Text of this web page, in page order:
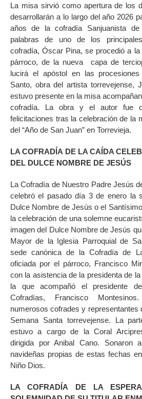
La misa sirvió como apertura de los
desarrollarán a lo largo del año 2026
años de la cofradía Sanjuanista de
palabras de uno de los
cofradía, Óscar Pina, se procedió a
párroco, de la nueva
capa de
lucirá el apóstol en las
Santo, obra del artista torrevejense,
estuvo presente en la misa
cofradía. La obra y el autor fue
felicitaciones tras la celebración de la
del “Año de San Juan” en Torrevieja.
LA COFRADÍA DE LA CAÍDA
DEL DULCE NOMBRE DE JESÚS
La Cofradía de Nuestro Padre Jesús
celebró el pasado día 3 de enero la
Dulce Nombre de Jesús o el
la celebración de una solemne
imagen del Dulce Nombre de Jesús
Mayor de la Iglesia Parroquial de
sede canónica de la Cofradía de
oficiada por el párroco, Francisco
con la asistencia de la presidenta de
la que acompañó el presidente
Cofradías, Francisco
numerosos cofrades y representantes
Semana Santa torrevejense. La
estuvo a cargo de la Coral
dirigida por Anibal Cano. Sonaron
navideñas propias de estas fechas
Niño Dios.
LA COFRADÍA DE LA